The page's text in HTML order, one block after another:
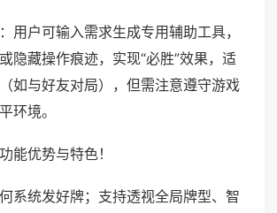
用户可输入需求生成专用辅助工具，
隐藏操作痕迹，实现“必胜”效果，适
如与好友对局），但需注意遵守游戏
环境。
能优势与特色！
系统发好牌；支持透视全局牌型、智